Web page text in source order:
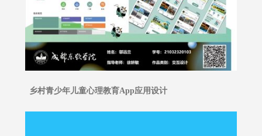
乡村青少年儿童心理教育App应用设计